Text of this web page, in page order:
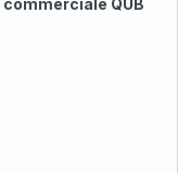
commerciale QUB